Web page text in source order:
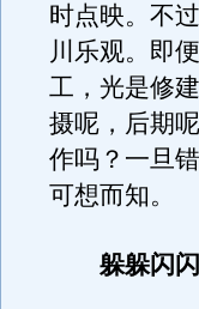
时点映。不
川乐观。即
工，光是修
摄呢，后期
作吗？一旦
可想而知。
躲躲闪